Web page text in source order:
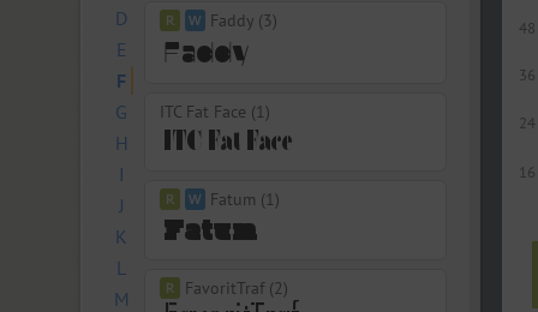
D
E
F
G
H
I
J
K
L
M
Faddy (3)
ITC Fat Face (1)
Fatum (1)
FavoritTraf (2)